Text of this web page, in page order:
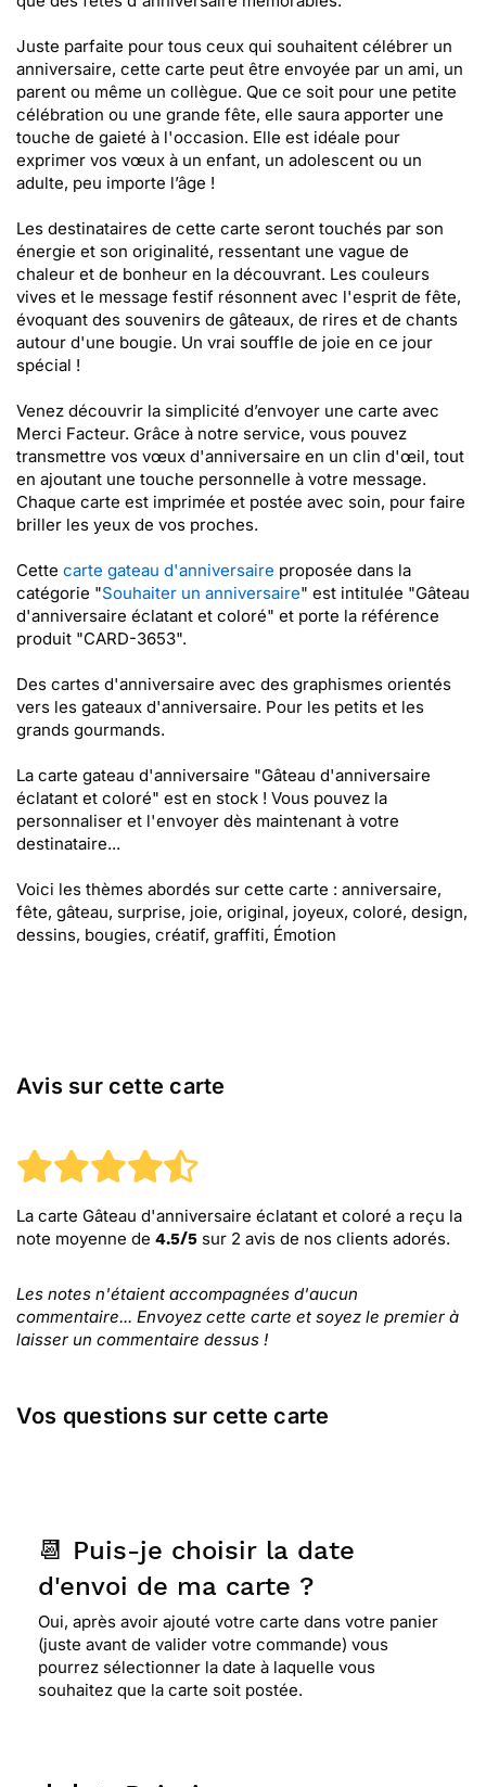
Juste parfaite pour tous ceux qui souhaitent célébrer un
anniversaire, cette carte peut être envoyée par un ami, un
parent ou même un collègue. Que ce soit pour une petite
célébration ou une grande fête, elle saura apporter une
touche de gaieté à l'occasion. Elle est idéale pour
exprimer vos vœux à un enfant, un adolescent ou un
adulte, peu importe l’âge !
Les destinataires de cette carte seront touchés par son
énergie et son originalité, ressentant une vague de
chaleur et de bonheur en la découvrant. Les couleurs
vives et le message festif résonnent avec l'esprit de fête,
évoquant des souvenirs de gâteaux, de rires et de chants
autour d'une bougie. Un vrai souffle de joie en ce jour
spécial !
Venez découvrir la simplicité d’envoyer une carte avec
Merci Facteur. Grâce à notre service, vous pouvez
transmettre vos vœux d'anniversaire en un clin d'œil, tout
en ajoutant une touche personnelle à votre message.
Chaque carte est imprimée et postée avec soin, pour faire
briller les yeux de vos proches.
Cette carte gateau d'anniversaire proposée dans la
catégorie "Souhaiter un anniversaire" est intitulée "Gâteau
d'anniversaire éclatant et coloré" et porte la référence
produit "CARD-3653".
Des cartes d'anniversaire avec des graphismes orientés
vers les gateaux d'anniversaire. Pour les petits et les
grands gourmands.
La carte gateau d'anniversaire "Gâteau d'anniversaire
éclatant et coloré" est en stock ! Vous pouvez la
personnaliser et l'envoyer dès maintenant à votre
destinataire...
Voici les thèmes abordés sur cette carte : anniversaire,
fête, gâteau, surprise, joie, original, joyeux, coloré, design,
dessins, bougies, créatif, graffiti, Émotion
Avis sur cette carte
La carte Gâteau d'anniversaire éclatant et coloré a reçu la
note moyenne de 4.5/5 sur 2 avis de nos clients adorés.
Les notes n'étaient accompagnées d'aucun
commentaire... Envoyez cette carte et soyez le premier à
laisser un commentaire dessus !
Vos questions sur cette carte
📆 Puis-je choisir la date
d'envoi de ma carte ?
Oui, après avoir ajouté votre carte dans votre panier
(juste avant de valider votre commande) vous
pourrez sélectionner la date à laquelle vous
souhaitez que la carte soit postée.